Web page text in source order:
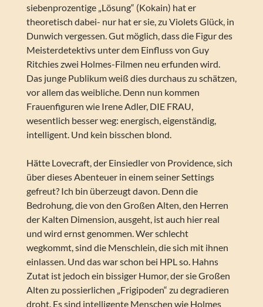
siebenprozentige „Lösung“ (Kokain) hat er
theoretisch dabei- nur hat er sie, zu Violets Glück, in
Dunwich vergessen. Gut möglich, dass die Figur des
Meisterdetektivs unter dem Einfluss von Guy
Ritchies zwei Holmes-Filmen neu erfunden wird.
Das junge Publikum weiß dies durchaus zu schätzen,
vor allem das weibliche. Denn nun kommen
Frauenfiguren wie Irene Adler, DIE FRAU,
wesentlich besser weg: energisch, eigenständig,
intelligent. Und kein bisschen blond.
Hätte Lovecraft, der Einsiedler von Providence, sich
über dieses Abenteuer in einem seiner Settings
gefreut? Ich bin überzeugt davon. Denn die
Bedrohung, die von den Großen Alten, den Herren
der Kalten Dimension, ausgeht, ist auch hier real
und wird ernst genommen. Wer schlecht
wegkommt, sind die Menschlein, die sich mit ihnen
einlassen. Und das war schon bei HPL so. Hahns
Zutat ist jedoch ein bissiger Humor, der sie Großen
Alten zu possierlichen „Frigipoden“ zu degradieren
droht. Es sind intelligente Menschen wie Holmes